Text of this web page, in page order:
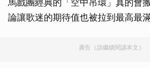
馬戲團經典的「空中吊環」真的會
論讓歌迷的期待值也被拉到最高最滿
廣告（請繼續閱讀本文）